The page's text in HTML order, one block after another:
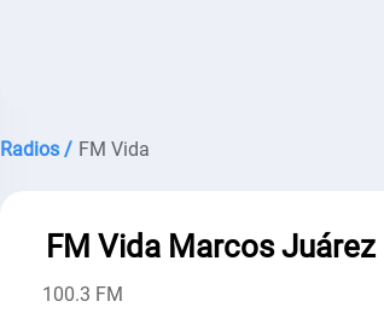
Radios / FM Vida
FM Vida Marcos Juárez
100.3 FM